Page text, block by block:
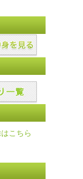
こちら